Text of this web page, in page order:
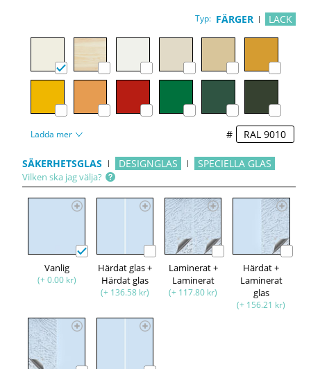
Typ: FÄRGER LACK
Ladda mer #
SÄKERHETSGLAS DESIGNGLAS SPECIELLA GLAS
Vilken ska jag välja?
Vanlig
(+ 0.00 kr)
Härdat glas +
Härdat glas
(+ 136.58 kr)
Laminerat +
Laminerat
(+ 117.80 kr)
Härdat +
Laminerat
glas
(+ 156.21 kr)